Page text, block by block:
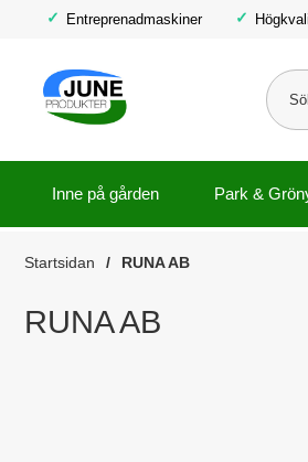
Entreprenadmaskiner
Inne på gården Park &
Startsidan RUNA AB
RUNA AB